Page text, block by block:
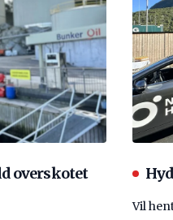
overskotet
Vil